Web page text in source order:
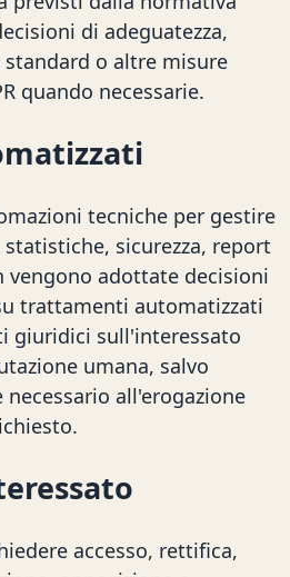
di adeguatezza,
o altre misure
quando necessarie.
tecniche per gestire
sicurezza, report
vengono adottate decisioni
trattamenti automatizzati
giuridici sull'interessato
umana, salvo
all'erogazione
accesso, rettifica,